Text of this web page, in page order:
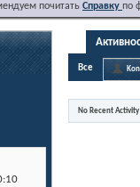
почитать Справку по
Все
No Recent Activity